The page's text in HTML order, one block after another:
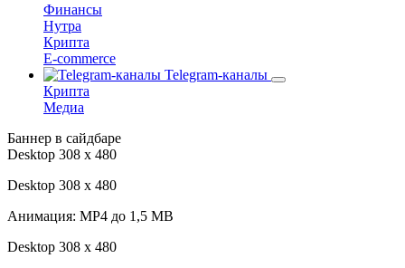
Финансы
Нутра
Крипта
E-commerce
Telegram-каналы
Крипта
Медиа
Баннер в сайдбаре
Desktop 308 х 480
Desktop 308 х 480
Анимация: MP4 до 1,5 MB
Desktop 308 х 480